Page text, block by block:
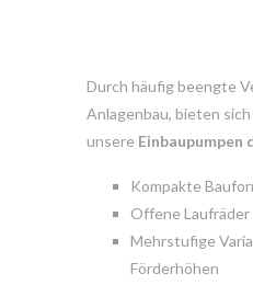
Durch häufig beengte
Anlagenbau, bieten
unsere Einbaupumpen
Kompakte
Offene Laufräder
Mehrstufige
Förderhöhen